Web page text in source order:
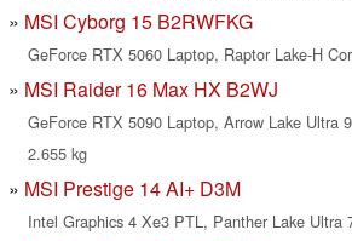
MSI Cyborg 15 B2RWFKG
GeForce RTX 5060 Laptop, Raptor Lake-H
MSI Raider 16 Max HX B2WJ
GeForce RTX 5090 Laptop, Arrow Lake Ultra
2.655 kg
MSI Prestige 14 AI+ D3M
Intel Graphics 4 Xe3 PTL, Panther Lake Ultra